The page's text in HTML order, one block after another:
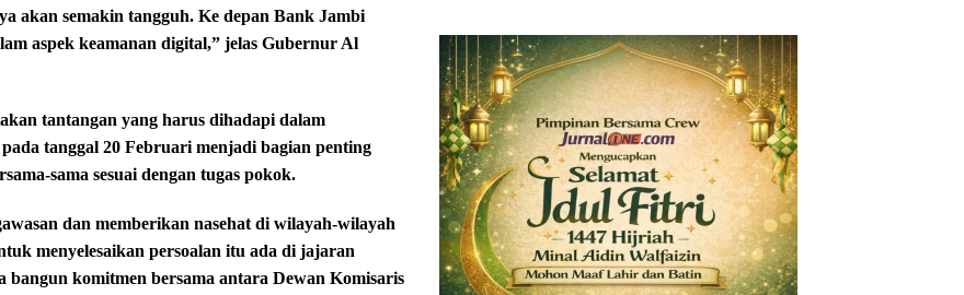
akan semakin tangguh. Ke depan Bank Jambi
aspek keamanan digital,” jelas Gubernur Al
tantangan yang harus dihadapi dalam
tanggal 20 Februari menjadi bagian penting
sama sesuai dengan tugas pokok.
dan memberikan nasehat di wilayah-wilayah
menyelesaikan persoalan itu ada di jajaran
komitmen bersama antara Dewan Komisaris